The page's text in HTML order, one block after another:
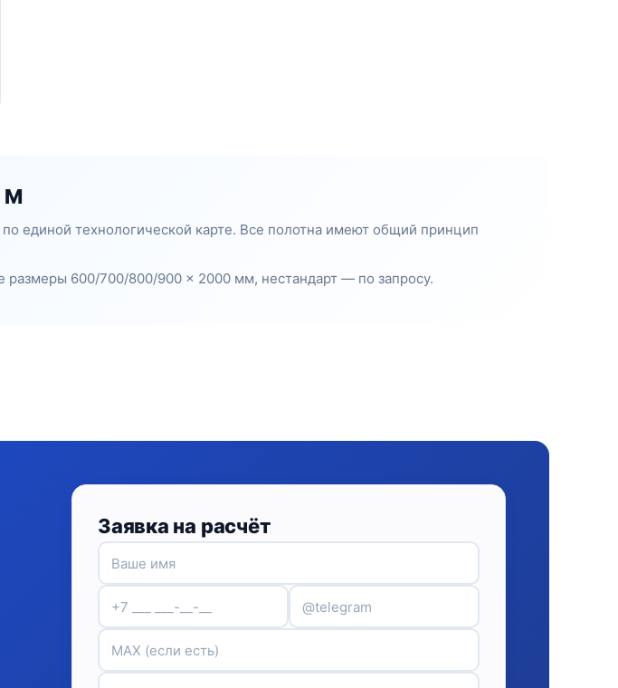
единой технологической карте. Все полотна имеют общий принцип
размеры 600/700/800/900 × 2000 мм, нестандарт — по запросу.
Заявка на расчёт